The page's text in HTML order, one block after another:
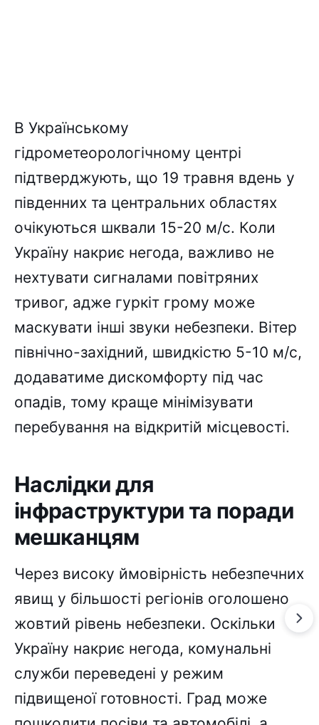
В Українському
гідрометеорологічному центрі
підтверджують, що 19 травня вдень у
південних та центральних областях
очікуються шквали 15-20 м/с. Коли
Україну накриє негода, важливо не
нехтувати сигналами повітряних
тривог, адже гуркіт грому може
маскувати інші звуки небезпеки. Вітер
північно-західний, швидкістю 5-10 м/с,
додаватиме дискомфорту під час
опадів, тому краще мінімізувати
перебування на відкритій місцевості.
Наслідки для
інфраструктури та поради
мешканцям
Через високу ймовірність небезпечних
явищ у більшості регіонів оголошено
жовтий рівень небезпеки. Оскільки
Україну накриє негода, комунальні
служби переведені у режим
підвищеної готовності. Град може